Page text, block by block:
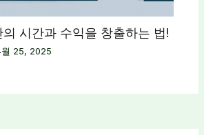
시간과 수익을 창출하는 법!
25, 2025